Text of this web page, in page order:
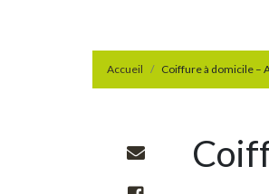
Accueil Coiffure à domicile –